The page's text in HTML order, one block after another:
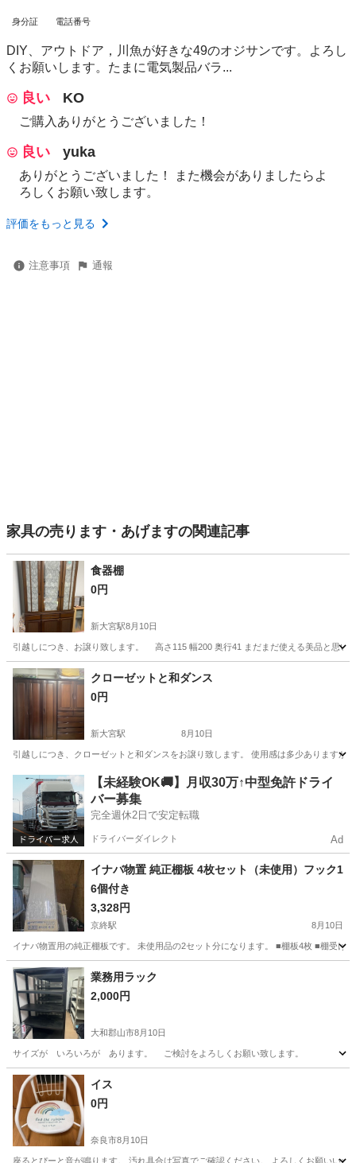
身分証 電話番号
DIY、アウトドア，川魚が好きな49のオジサンです。よろし
くお願いします。たまに電気製品バラ...
良い KO
ご購入ありがとうございました！
良い yuka
ありがとうございました！ また機会がありましたらよ
ろしくお願い致します。
評価をもっと見る
注意事項 通報
家具の売ります・あげますの関連記事
食器棚
0円
新大宮駅8月10日
引越しにつき、お譲り致します。 高さ115 幅200 奥行41 まだまだ使える美品と思い
奈良 奈良市 新大宮駅 収納家具
クローゼットと和ダンス
0円
新大宮駅 8月10日
引越しにつき、クローゼットと和ダンスをお譲り致します。 使用感は多少あります
奈良 奈良市 新大宮駅 収納家具
【未経験OK🚚】月収30万↑中型免許ドライ
バー募集
完全週休2日で安定転職
ドライバーダイレクト Ad
イナバ物置 純正棚板 4枚セット（未使用）フック1
6個付き
3,328円
京終駅 8月10日
イナバ物置用の純正棚板です。 未使用品の2セット分になります。 ■棚板4枚 ■棚受け
奈良 奈良市 京終駅 収納家具
業務用ラック
2,000円
大和郡山市8月10日
サイズが いろいろが あります。 ご検討をよろしくお願い致します。
奈良 大和郡山市イス
0円
奈良市8月10日
座るとぴーと音が鳴ります。 汚れ具合は写真でご確認ください。 よろしくお願いいた